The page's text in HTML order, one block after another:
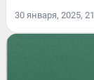
30 января, 2025,